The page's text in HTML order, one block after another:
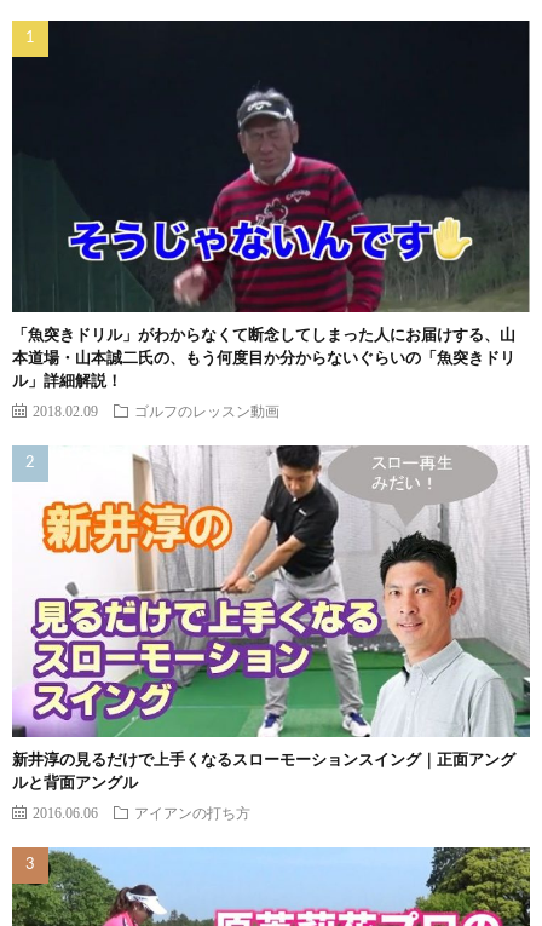
「魚突きドリル」がわからなくて断念してしまった人にお届けする、山
本道場・山本誠二氏の、もう何度目か分からないぐらいの「魚突きドリ
ル」詳細解説！
2018.02.09 ゴルフのレッスン動画
新井淳の見るだけで上手くなるスローモーションスイング｜正面アング
ルと背面アングル
2016.06.06 アイアンの打ち方